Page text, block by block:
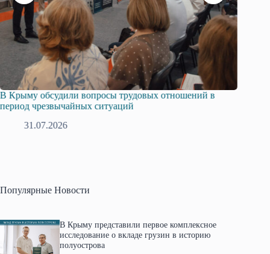
В Крыму обсудили вопросы трудовых отношений в
период чрезвычайных ситуаций
31.07.2026
Популярные Новости
В Крыму представили первое комплексное
исследование о вкладе грузин в историю
полуострова